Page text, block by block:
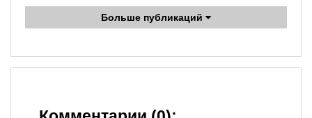
Больше публикаций